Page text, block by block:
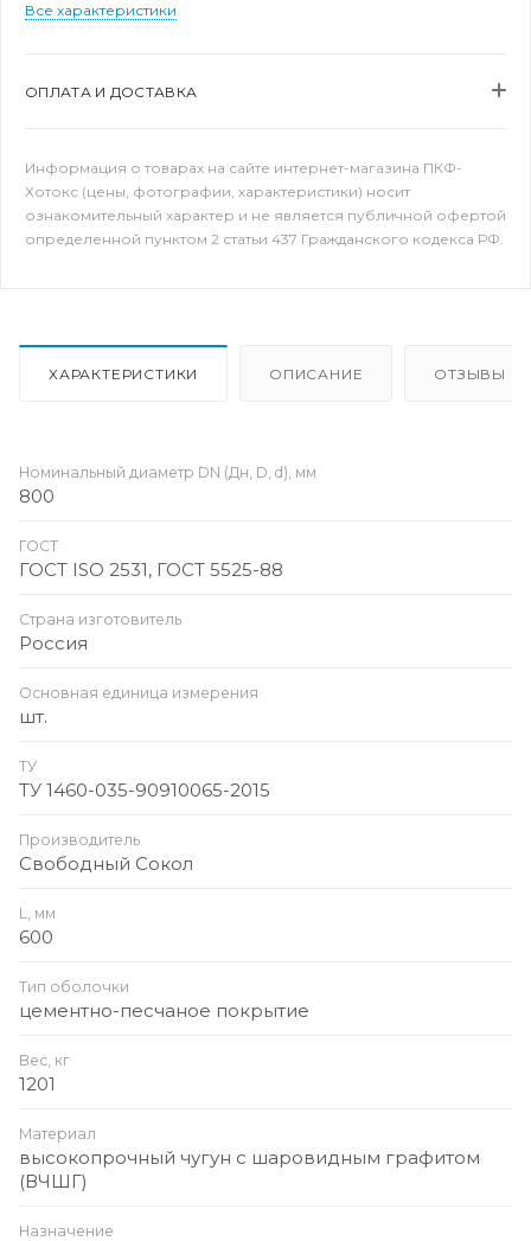
Все характеристики
ОПЛАТА И ДОСТАВКА
Информация о товарах на сайте интернет-магазина ПКФ-
Хотокс (цены, фотографии, характеристики) носит
ознакомительный характер и не является публичной офертой
определенной пунктом 2 статьи 437 Гражданского кодекса РФ.
ХАРАКТЕРИСТИКИ ОПИСАНИЕ ОТЗЫВЫ
Номинальный диаметр DN (Дн, D, d), мм
800
ГОСТ
ГОСТ ISO 2531, ГОСТ 5525-88
Страна изготовитель
Россия
Основная единица измерения
шт.
ТУ
ТУ 1460-035-90910065-2015
Производитель
Свободный Сокол
L, мм
600
Тип оболочки
цементно-песчаное покрытие
Вес, кг
1201
Материал
высокопрочный чугун с шаровидным графитом
(ВЧШГ)
Назначение